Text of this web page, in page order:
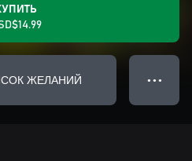
ЖЕЛАНИЙ ● ● ●